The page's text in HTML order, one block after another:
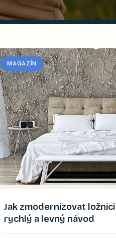
MAGAZÍN
Jak zmodernizovat
rychlý a levný návod